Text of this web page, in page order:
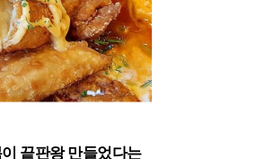
끝판왕 만들었다는